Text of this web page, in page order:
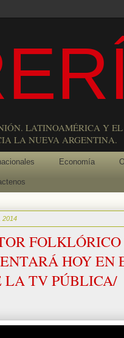
LATINOAMÉRICA Y
LA NUEVA ARGENTINA.
Economía
2014
HOY EN
LA TV PÚBLICA/